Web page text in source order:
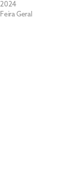
2024
Feira Geral